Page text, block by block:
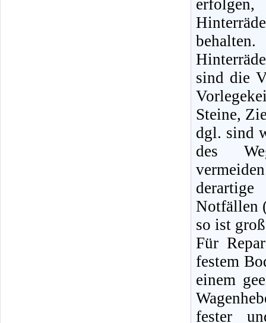
sind die
Steine,
dgl. sind
des
Notfällen
so ist
Für
festem
einem
fester